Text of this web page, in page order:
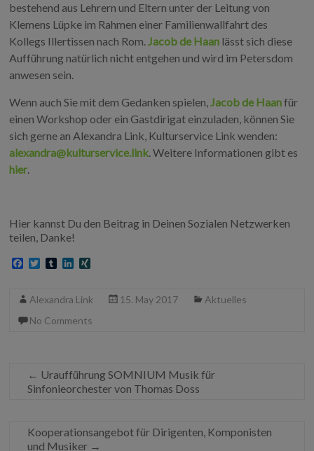
bestehend aus Lehrern und Eltern unter der Leitung von
Klemens Lüpke im Rahmen einer Familienwallfahrt des
Kollegs Illertissen nach Rom.Jacob de Haan lässt sich diese
Aufführung natürlich nicht entgehen und wird im Petersdom
anwesen sein.
Wenn auch Sie mit dem Gedanken spielen,Jacob de Haanfür
einen Workshop oder ein Gastdirigat einzuladen, können Sie
sich gerne an Alexandra Link, Kulturservice Link wenden:
alexandra@kulturservice.link. Weitere Informationen gibt es
hier.
Hier kannst Du den Beitrag in Deinen Sozialen Netzwerken
teilen, Danke!
e
o
t
e
T
b
r
k
d
G
Alexandra Link 15. May 2017
Aktuelles
No Comments
← Uraufführung SOMNIUM Musik für
Sinfonieorchester von Thomas Doss
Kooperationsangebot für Dirigenten, Komponisten
und Musiker →